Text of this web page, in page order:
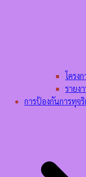
โครง
รายง
การป้องกันการทุจ